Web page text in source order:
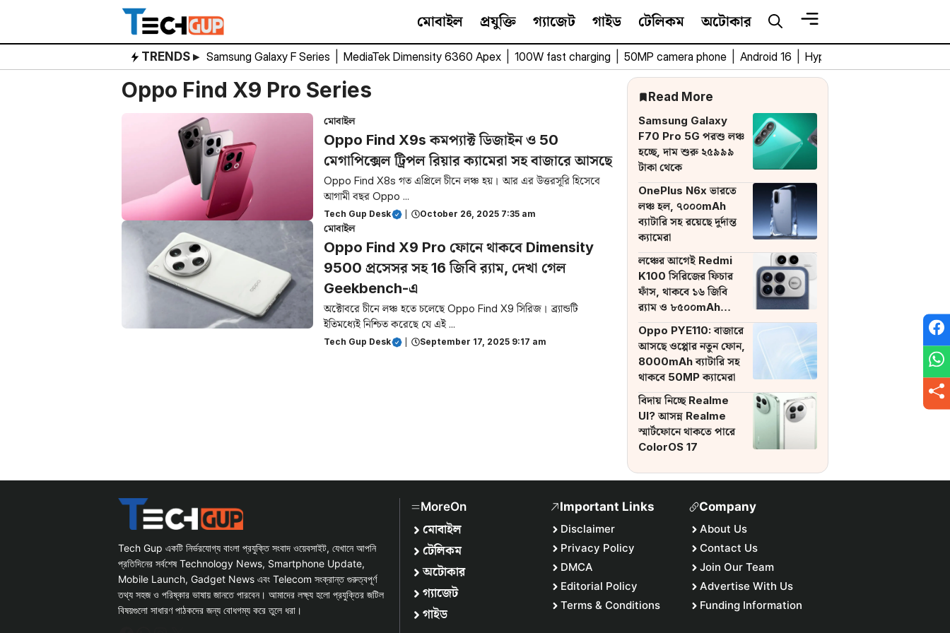
content
মোবাইল প্রযুক্তি গ্যাজেট গাইড টেলিকম অটোকার
TRENDS ▸ Samsung Galaxy F Series MediaTek Dimensity 6360 Apex 100W fast charging 50MP camera phone Android 16 HyperOS 3
Oppo Find X9 Pro Series
মোবাইল
Oppo Find X9s কমপ্যাক্ট ডিজাইন ও 50
মেগাপিক্সেল ট্রিপল রিয়ার ক্যামেরা সহ বাজারে আসছে
Oppo Find X8s গত এপ্রিলে চীনে লঞ্চ হয়। আর এর উত্তরসূরি হিসেবে
আগামী বছর Oppo ...
Tech Gup Desk October 26, 2025 7:35 am
মোবাইল
Oppo Find X9 Pro ফোনে থাকবে Dimensity
9500 প্রসেসর সহ 16 জিবি র‌্যাম, দেখা গেল
Geekbench-এ
অক্টোবরে চীনে লঞ্চ হতে চলেছে Oppo Find X9 সিরিজ। ব্র্যান্ডটি
ইতিমধ্যেই নিশ্চিত করেছে যে এই ...
Tech Gup Desk September 17, 2025 9:17 am
Read More
Samsung Galaxy
F70 Pro 5G পরশু লঞ্চ
হচ্ছে, দাম শুরু ২৫৯৯৯
টাকা থেকে
OnePlus N6x ভারতে
লঞ্চ হল, ৭০০০mAh
ব্যাটারি সহ রয়েছে দুর্দান্ত
ক্যামেরা
লঞ্চের আগেই Redmi
K100 সিরিজের ফিচার
ফাঁস, থাকবে ১৬ জিবি
র‌্যাম ও ৮৫০০mAh
ব্যাটারি
Oppo PYE110: বাজারে
আসছে ওপ্পোর নতুন ফোন,
8000mAh ব্যাটারি সহ
থাকবে 50MP ক্যামেরা
বিদায় নিচ্ছে Realme
UI? আসন্ন Realme
স্মার্টফোনে থাকতে পারে
ColorOS 17
Tech Gup একটি নির্ভরযোগ্য বাংলা প্রযুক্তি সংবাদ ওয়েবসাইট, যেখানে আপনি
প্রতিদিনের সর্বশেষ Technology News, Smartphone Update,
Mobile Launch, Gadget News এবং Telecom সংক্রান্ত গুরুত্বপূর্ণ
তথ্য সহজ ও পরিষ্কার ভাষায় জানতে পারবেন। আমাদের লক্ষ্য হলো প্রযুক্তির জটিল
বিষয়গুলো সাধারণ পাঠকদের জন্য বোধগম্য করে তুলে ধরা।
MoreOn
মোবাইল
টেলিকম
অটোকার
গ্যাজেট
গাইড
Important Links
Disclaimer
Privacy Policy
DMCA
Editorial Policy
Terms & Conditions
Company
About Us
Contact Us
Join Our Team
Advertise With Us
Funding Information